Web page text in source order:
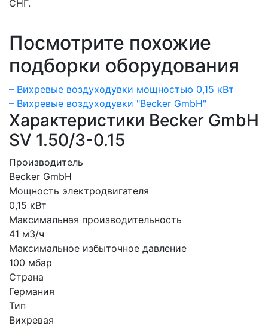
СНГ.
Посмотрите похожие
подборки оборудования
– Вихревые воздуходувки мощностью 0,15 кВт
– Вихревые воздуходувки "Becker GmbH"
Характеристики Becker GmbH
SV 1.50/3-0.15
Производитель
Becker GmbH
Мощность электродвигателя
0,15 кВт
Максимальная производительность
41 м3/ч
Максимальное избыточное давление
100 мбар
Страна
Германия
Тип
Вихревая